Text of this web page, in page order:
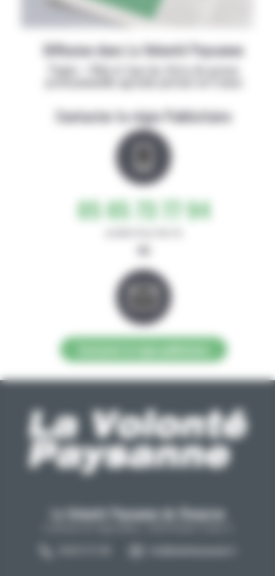
Diffusion dans La Volonté Paysanne
Papier + Web et tous les titres de presse
Contacter la régie Publicitaire
05 65 73 77 94
ou
La Volonté Paysanne de l'Aveyron